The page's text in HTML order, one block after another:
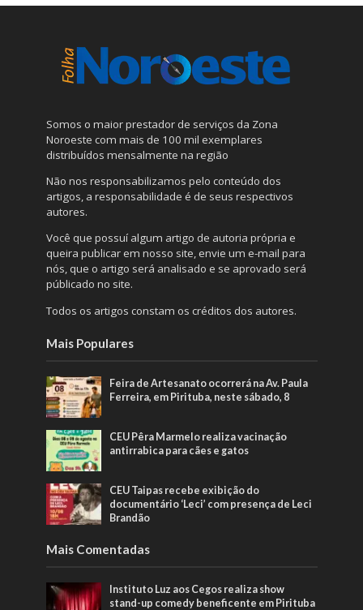
Somos o maior prestador de serviços da Zona
Noroeste com mais de 100 mil exemplares
distribuídos mensalmente na região
Não nos responsabilizamos pelo conteúdo dos
artigos, a responsabilidade é de seus respectivos
autores.
Você que possuí algum artigo de autoria própria e
queira publicar em nosso site, envie um e-mail para
nós, que o artigo será analisado e se aprovado será
públicado no site.
Todos os artigos constam os créditos dos autores.
Mais Populares
Feira de Artesanato ocorrerá na Av. Paula
Ferreira, em Pirituba, neste sábado, 8
CEU Pêra Marmelo realiza vacinação
antirrabica para cães e gatos
CEU Taipas recebe exibição do
documentário ‘Leci’ com presença de Leci
Brandão
Mais Comentadas
Instituto Luz aos Cegos realiza show
stand-up comedy beneficente em Pirituba